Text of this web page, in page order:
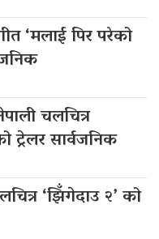
‘मलाई पिर परेको
चलचित्र
सार्वजनिक
‘झिँगेदाउ २’ को